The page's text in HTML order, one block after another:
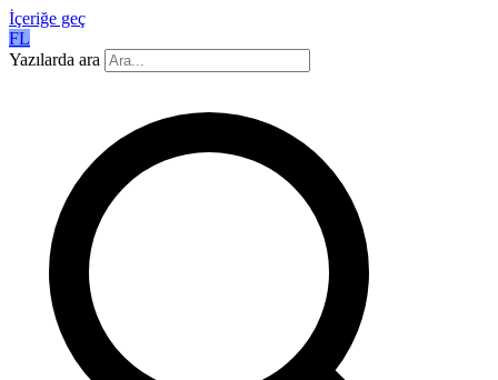
İçeriğe geç
FL
Yazılarda ara